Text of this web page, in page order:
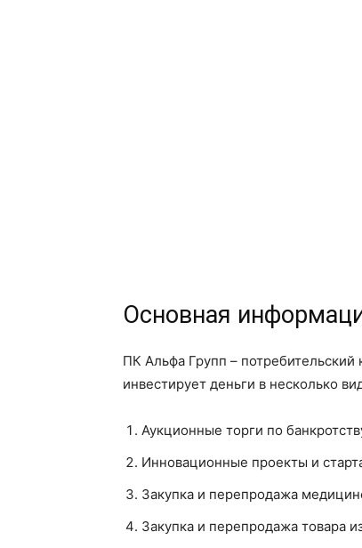
Основная
ПК Альфа Групп –
инвестирует деньги в несколько
Аукционные торги по
Инновационные проекты и
Закупка и перепродажа
Закупка и перепродажа товара